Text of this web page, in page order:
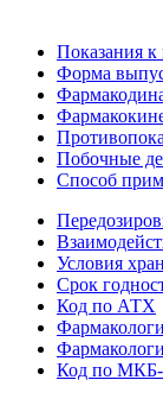
Показания
Форма
Побочные
Способ
Условия
Срок
Код по АТХ
Код по